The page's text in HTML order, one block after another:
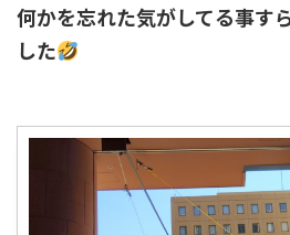
何かを忘れた気がしてる事す
した